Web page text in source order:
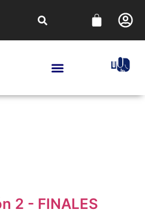
2 - FINALES